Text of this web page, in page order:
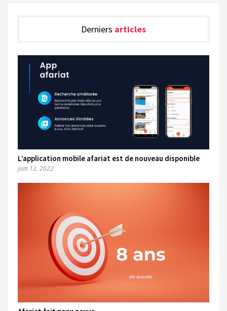
Derniers articles
L’application mobile afariat est de nouveau disponible
juin 12, 2022